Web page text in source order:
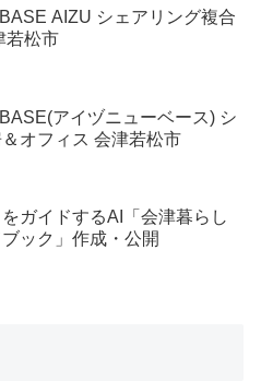
AIZU シェアリング複合
若松市
アイヅニューベース) シ
＆オフィス 会津若松市
ガイドするAI「会津暮らし
ック」作成・公開